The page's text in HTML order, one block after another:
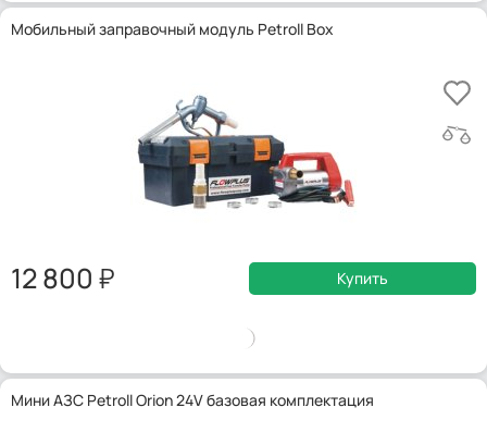
Мобильный заправочный модуль Petroll Box
12 800 Купить
Мини АЗС Petroll Orion 24V базовая комплектация